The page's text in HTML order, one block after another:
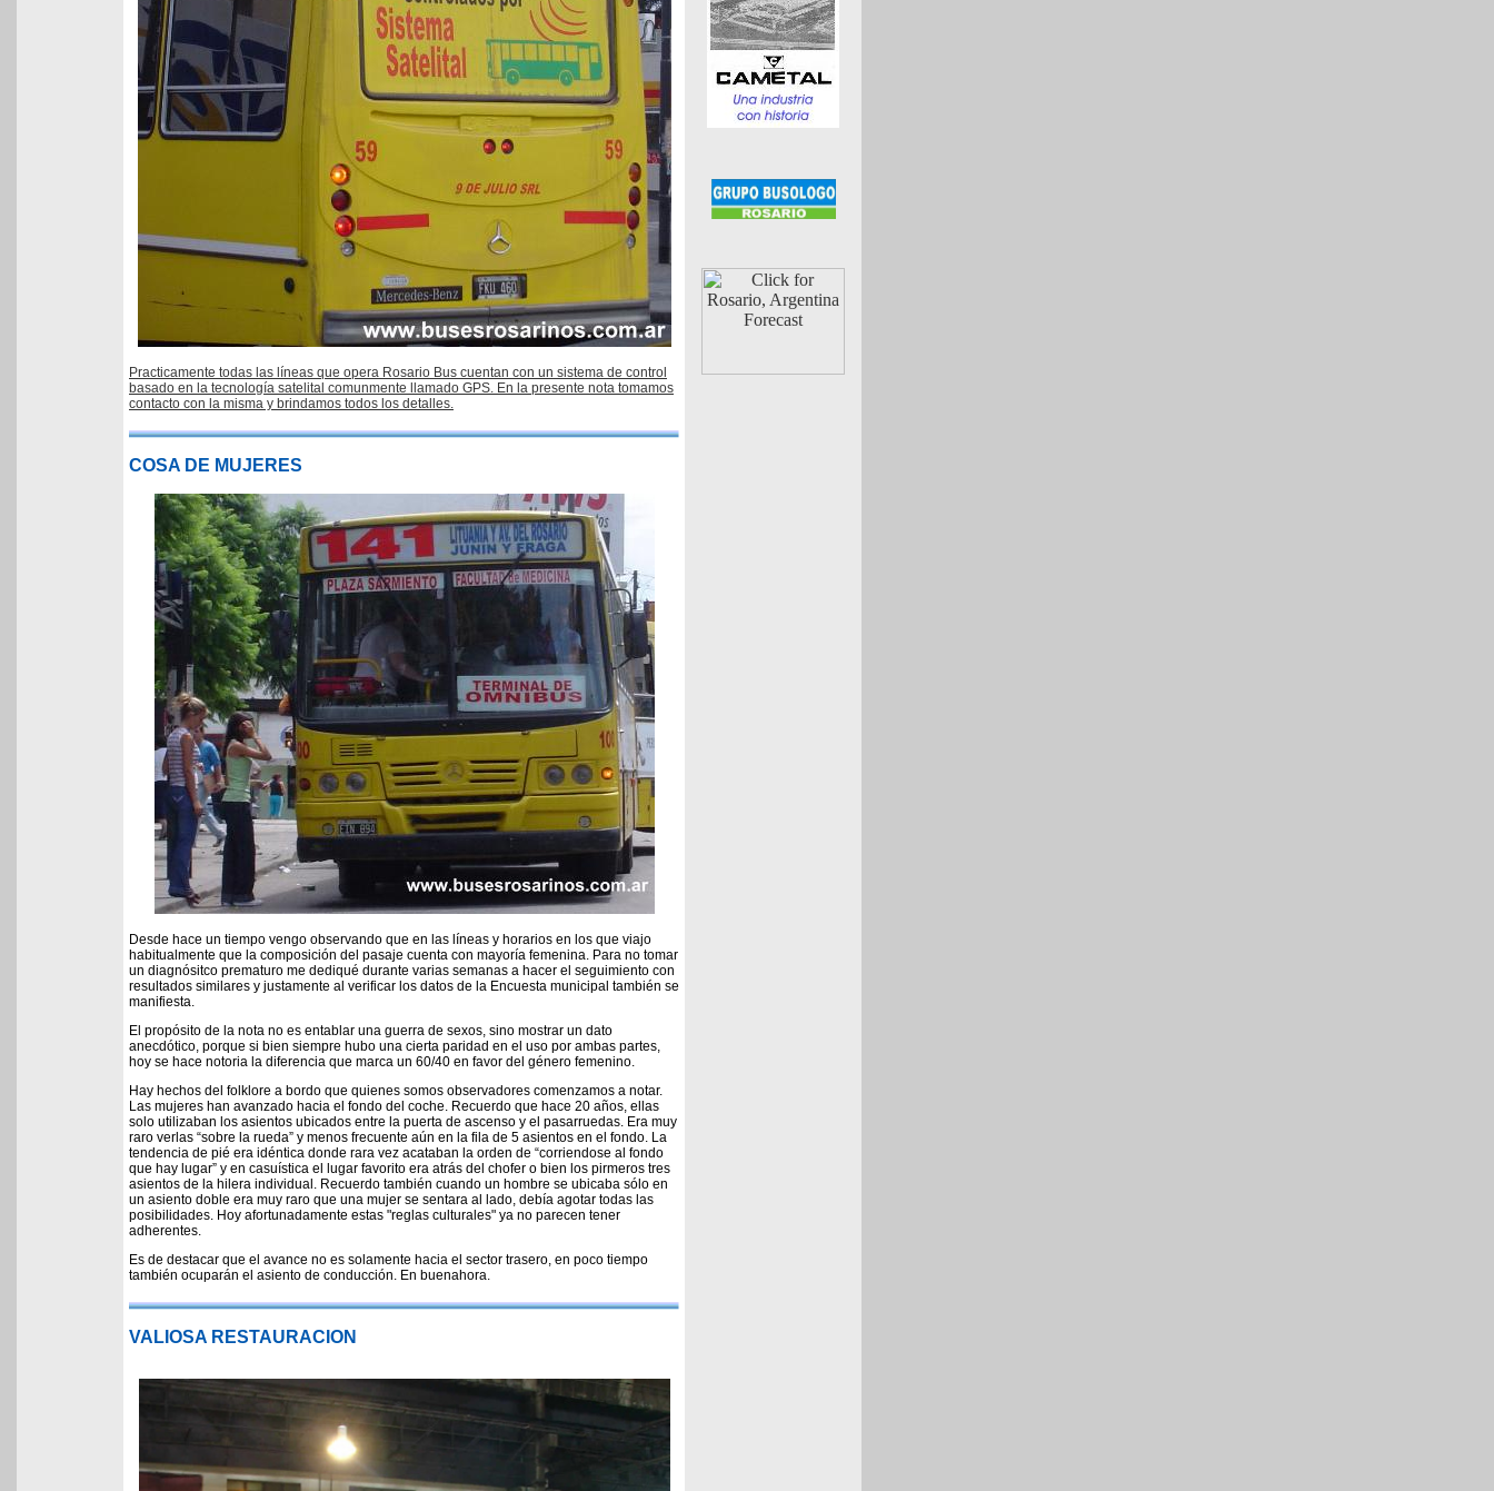
Practicamente todas las líneas que opera Rosario Bus cuentan con un sistema de control
basado en la tecnología satelital comunmente llamado GPS. En la presente nota tomamos
contacto con la misma y brindamos todos los detalles.
COSA DE MUJERES
Desde hace un tiempo vengo observando que en las líneas y horarios en los que viajo
habitualmente que la composición del pasaje cuenta con mayoría femenina. Para no tomar
un diagnósitco prematuro me dediqué durante varias semanas a hacer el seguimiento con
resultados similares y justamente al verificar los datos de la Encuesta municipal también se
manifiesta.
El propósito de la nota no es entablar una guerra de sexos, sino mostrar un dato
anecdótico, porque si bien siempre hubo una cierta paridad en el uso por ambas partes,
hoy se hace notoria la diferencia que marca un 60/40 en favor del género femenino.
Hay hechos del folklore a bordo que quienes somos observadores comenzamos a notar.
Las mujeres han avanzado hacia el fondo del coche. Recuerdo que hace 20 años, ellas
solo utilizaban los asientos ubicados entre la puerta de ascenso y el pasarruedas. Era muy
raro verlas “sobre la rueda” y menos frecuente aún en la fila de 5 asientos en el fondo. La
tendencia de pié era idéntica donde rara vez acataban la orden de “corriendose al fondo
que hay lugar” y en casuística el lugar favorito era atrás del chofer o bien los pirmeros tres
asientos de la hilera individual. Recuerdo también cuando un hombre se ubicaba sólo en
un asiento doble era muy raro que una mujer se sentara al lado, debía agotar todas las
posibilidades. Hoy afortunadamente estas "reglas culturales" ya no parecen tener
adherentes.
Es de destacar que el avance no es solamente hacia el sector trasero, en poco tiempo
también ocuparán el asiento de conducción. En buenahora.
VALIOSA RESTAURACION